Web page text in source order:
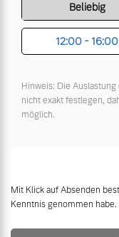
Beliebig
12:00 - 16:00
Hinweis: Die
nicht exakt festlegen,
möglich.
Mit Klick auf Absenden
Kenntnis genommen habe.